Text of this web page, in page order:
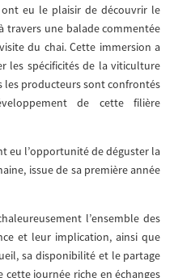
ont eu le plaisir de découvrir le
travers une balade commentée
du chai. Cette immersion a
les spécificités de la viticulture
les producteurs sont confrontés
de cette filière
eu l’opportunité de déguster la
issue de sa première année
l’ensemble des
et leur implication, ainsi que
sa disponibilité et le partage
journée riche en échanges